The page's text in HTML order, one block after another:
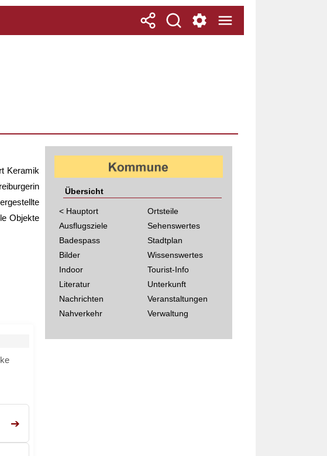
Keramik
Objekte
➔
Übersicht
< Hauptort
Ausflugsziele
Badespass
Bilder
Indoor
Literatur
Nachrichten
Nahverkehr
Ortsteile
Sehenswertes
Stadtplan
Wissenswertes
Tourist-Info
Unterkunft
Veranstaltungen
Verwaltung